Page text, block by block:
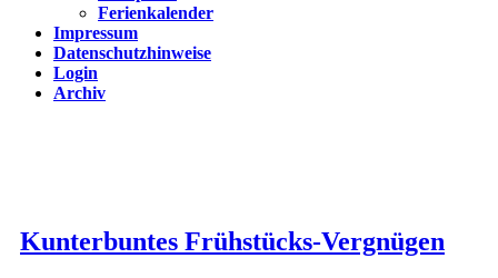
Ferienkalender
Impressum
Datenschutzhinweise
Login
Archiv
Kunterbuntes Frühstücks-Vergnügen